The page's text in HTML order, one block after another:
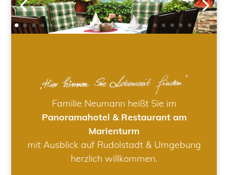
Familie Neumann heißt Sie im
Panoramahotel & Restaurant am
Marienturm
mit Ausblick auf Rudolstadt & Umgebung
herzlich willkommen.